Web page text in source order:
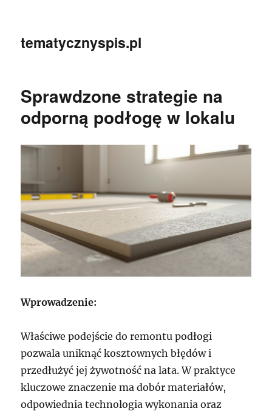
tematycznyspis.pl
Sprawdzone strategie na
odporną podłogę w lokalu
Wprowadzenie:
Właściwe podejście do remontu podłogi
pozwala uniknąć kosztownych błędów i
przedłużyć jej żywotność na lata. W praktyce
kluczowe znaczenie ma dobór materiałów,
odpowiednia technologia wykonania oraz